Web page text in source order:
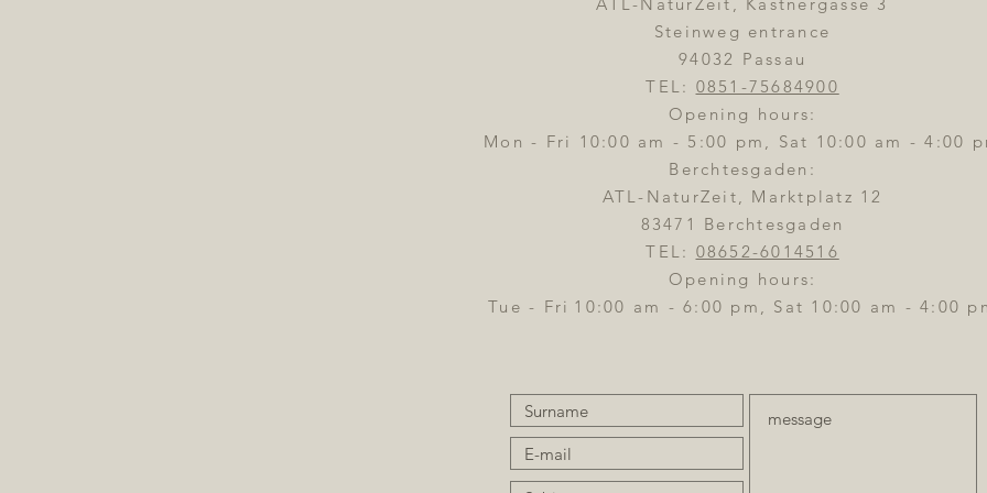
Steinweg entrance
94032 Passau
TEL: 0851-75684900
Opening hours:
Mon - Fri 10:00 am - 5:00 pm, Sat 10:00 am - 4:00
Berchtesgaden:
ATL-NaturZeit, Marktplatz 12
83471 Berchtesgaden
TEL: 08652-6014516
Opening hours:
Tue - Fri 10:00 am - 6:00 pm, Sat 10:00 am - 4:00